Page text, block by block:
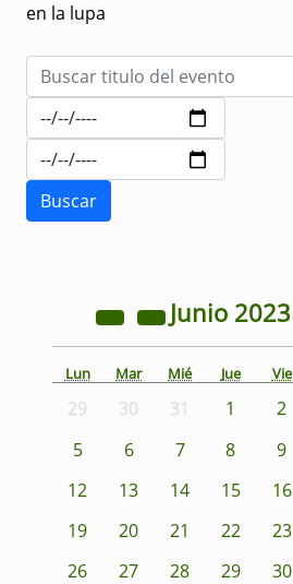
en la lupa
Junio 2023
Lun Mar Mié Jue Vie
29 30 31 1 2
5
6 7 8 9
12
13 14 15 16
19
20 21 22 23
26
27 28 29 30